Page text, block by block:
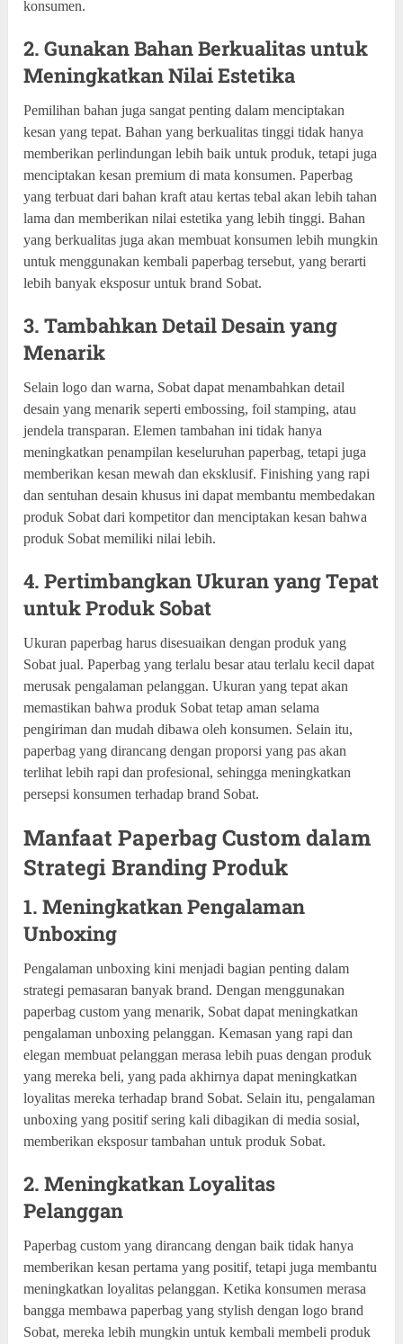
konsumen.
2. Gunakan Bahan Berkualitas untuk
Meningkatkan Nilai Estetika
Pemilihan bahan juga sangat penting dalam menciptakan
kesan yang tepat. Bahan yang berkualitas tinggi tidak hanya
memberikan perlindungan lebih baik untuk produk, tetapi juga
menciptakan kesan premium di mata konsumen. Paperbag
yang terbuat dari bahan kraft atau kertas tebal akan lebih tahan
lama dan memberikan nilai estetika yang lebih tinggi. Bahan
yang berkualitas juga akan membuat konsumen lebih mungkin
untuk menggunakan kembali paperbag tersebut, yang berarti
lebih banyak eksposur untuk brand Sobat.
3. Tambahkan Detail Desain yang
Menarik
Selain logo dan warna, Sobat dapat menambahkan detail
desain yang menarik seperti embossing, foil stamping, atau
jendela transparan. Elemen tambahan ini tidak hanya
meningkatkan penampilan keseluruhan paperbag, tetapi juga
memberikan kesan mewah dan eksklusif. Finishing yang rapi
dan sentuhan desain khusus ini dapat membantu membedakan
produk Sobat dari kompetitor dan menciptakan kesan bahwa
produk Sobat memiliki nilai lebih.
4. Pertimbangkan Ukuran yang Tepat
untuk Produk Sobat
Ukuran paperbag harus disesuaikan dengan produk yang
Sobat jual. Paperbag yang terlalu besar atau terlalu kecil dapat
merusak pengalaman pelanggan. Ukuran yang tepat akan
memastikan bahwa produk Sobat tetap aman selama
pengiriman dan mudah dibawa oleh konsumen. Selain itu,
paperbag yang dirancang dengan proporsi yang pas akan
terlihat lebih rapi dan profesional, sehingga meningkatkan
persepsi konsumen terhadap brand Sobat.
Manfaat Paperbag Custom dalam
Strategi Branding Produk
1. Meningkatkan Pengalaman
Unboxing
Pengalaman unboxing kini menjadi bagian penting dalam
strategi pemasaran banyak brand. Dengan menggunakan
paperbag custom yang menarik, Sobat dapat meningkatkan
pengalaman unboxing pelanggan. Kemasan yang rapi dan
elegan membuat pelanggan merasa lebih puas dengan produk
yang mereka beli, yang pada akhirnya dapat meningkatkan
loyalitas mereka terhadap brand Sobat. Selain itu, pengalaman
unboxing yang positif sering kali dibagikan di media sosial,
memberikan eksposur tambahan untuk produk Sobat.
2. Meningkatkan Loyalitas
Pelanggan
Paperbag custom yang dirancang dengan baik tidak hanya
memberikan kesan pertama yang positif, tetapi juga membantu
meningkatkan loyalitas pelanggan. Ketika konsumen merasa
bangga membawa paperbag yang stylish dengan logo brand
Sobat, mereka lebih mungkin untuk kembali membeli produk